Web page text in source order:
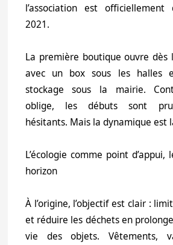
l’association est
2021.
La première boutique ouvre dès
avec un box sous les halles
stockage sous la mairie.
oblige, les débuts sont
hésitants. Mais la dynamique est
L’écologie comme point d’appui,
horizon
À l’origine, l’objectif est clair :
et réduire les déchets en
vie des objets. Vêtements,